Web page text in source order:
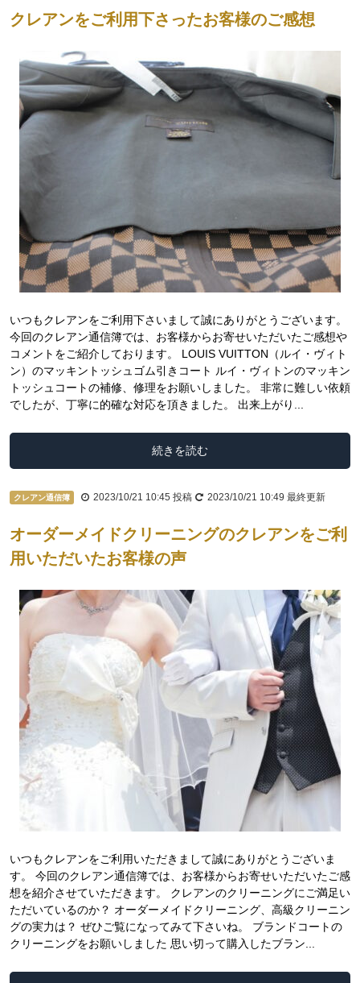
クレアンをご利用下さったお客様のご感想
いつもクレアンをご利用下さいまして誠にありがとうございます。
今回のクレアン通信簿では、お客様からお寄せいただいたご感想や
コメントをご紹介しております。 LOUIS VUITTON（ルイ・ヴィト
ン）のマッキントッシュゴム引きコート ルイ・ヴィトンのマッキン
トッシュコートの補修、修理をお願いしました。 非常に難しい依頼
でしたが、丁寧に的確な対応を頂きました。 出来上がり...
続きを読む
クレアン通信簿 2023/10/21 10:45 投稿 2023/10/21 10:49 最終更新
オーダーメイドクリーニングのクレアンをご利
用いただいたお客様の声
いつもクレアンをご利用いただきまして誠にありがとうございま
す。 今回のクレアン通信簿では、お客様からお寄せいただいたご感
想を紹介させていただきます。 クレアンのクリーニングにご満足い
ただいているのか？ オーダーメイドクリーニング、高級クリーニン
グの実力は？ ぜひご覧になってみて下さいね。 ブランドコートの
クリーニングをお願いしました 思い切って購入したブラン...